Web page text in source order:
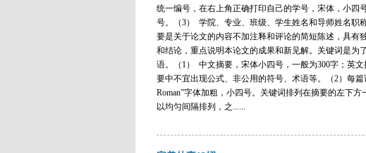
统一编号，在右上角正确打印自己的学号，宋体，小
号。（3） 学院、专业、班级、学生姓名和导师姓名
要是关于论文的内容不加注释和评论的简短陈述，具有
和结论，重点说明本论文的成果和新见解。关键词是为
语。（1） 中文摘要，宋体小四号，一般为300字；英文
要中不宜出现公式、非公用的符号、术语等。（2）每
Roman”字体加粗，小四号。关键词排列在摘要的左下
以均匀间隔排列，之......